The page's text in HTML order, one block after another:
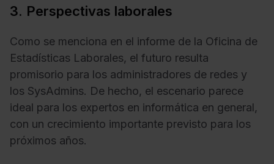
3. Perspectivas laborales
Como se menciona en el informe de la Oficina de
Estadísticas Laborales, el futuro resulta
promisorio para los administradores de redes y
los SysAdmins. De hecho, el escenario parece
ideal para los expertos en informática en general,
con un crecimiento importante previsto para los
próximos años.